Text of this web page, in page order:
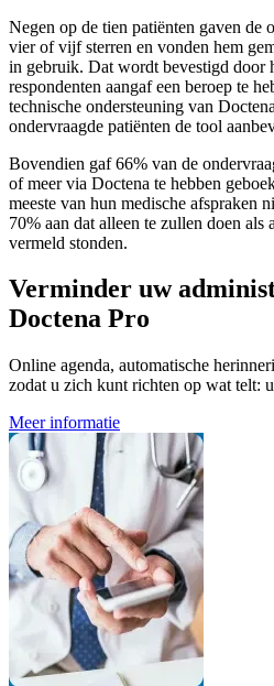
Negen op de tien patiënten gaven de
vier of vijf sterren en vonden hem
in gebruik. Dat wordt bevestigd door
respondenten aangaf een beroep te
technische ondersteuning van
ondervraagde patiënten de tool
Bovendien gaf 66% van de
of meer via Doctena te hebben
meeste van hun medische afspraken
70% aan dat alleen te zullen doen als
vermeld stonden.
Verminder uw
Doctena Pro
Online agenda, automatische
zodat u zich kunt richten op wat telt:
Meer informatie